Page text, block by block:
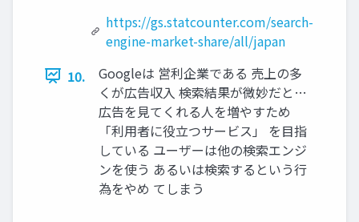
https://gs.statcounter.com/search-
engine-market-share/all/japan
10.
Googleは 営利企業である 売上の多
くが広告収入 検索結果が微妙だと…
広告を見てくれる人を増やすため
「利用者に役立つサービス」 を目指
している ユーザーは他の検索エンジ
ンを使う あるいは検索するという行
為をやめ てしまう